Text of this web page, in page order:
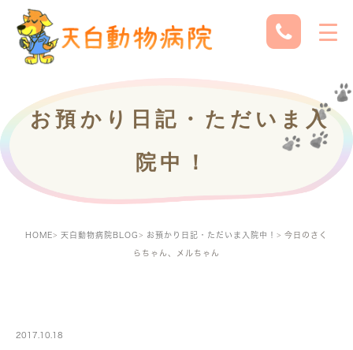
お預かり日記・ただいま入
院中！
HOME 天白動物病院BLOG お預かり日記・ただいま入院中！ 今日のさく
らちゃん、メルちゃん
2017.10.18